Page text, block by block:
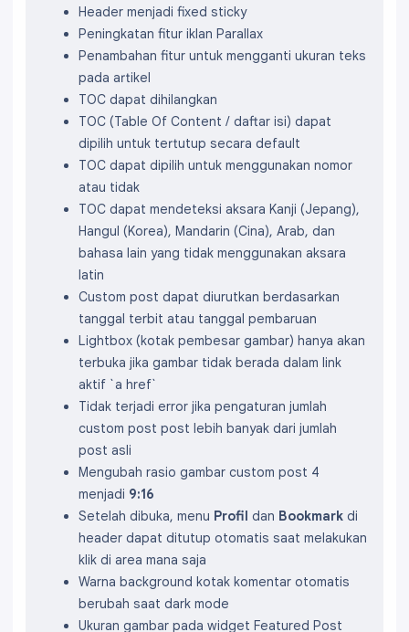
Header menjadi fixed sticky
Peningkatan fitur iklan Parallax
Penambahan fitur untuk mengganti ukuran teks
pada artikel
TOC dapat dihilangkan
TOC (Table Of Content / daftar isi) dapat
dipilih untuk tertutup secara default
TOC dapat dipilih untuk menggunakan nomor
atau tidak
TOC dapat mendeteksi aksara Kanji (Jepang),
Hangul (Korea), Mandarin (Cina), Arab, dan
bahasa lain yang tidak menggunakan aksara
latin
Custom post dapat diurutkan berdasarkan
tanggal terbit atau tanggal pembaruan
Lightbox (kotak pembesar gambar) hanya akan
terbuka jika gambar tidak berada dalam link
aktif `a href`
Tidak terjadi error jika pengaturan jumlah
custom post post lebih banyak dari jumlah
post asli
Mengubah rasio gambar custom post 4
menjadi 9:16
Setelah dibuka, menu Profil dan Bookmarkdi
header dapat ditutup otomatis saat melakukan
klik di area mana saja
Warna background kotak komentar otomatis
berubah saat dark mode
Ukuran gambar pada widget Featured Post